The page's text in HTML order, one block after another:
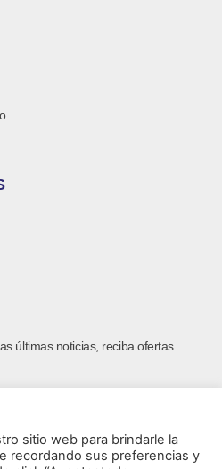
últimas noticias, reciba ofertas
sitio web para brindarle la
recordando sus preferencias y